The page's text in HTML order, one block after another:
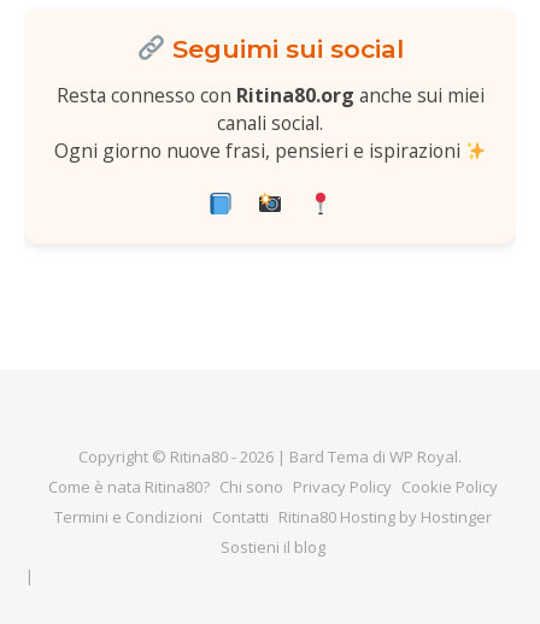
Seguimi sui social
Resta connesso con Ritina80.org anche sui miei
canali social.
Ogni giorno nuove frasi, pensieri e ispirazioni
Copyright © Ritina80 - 2026 | Bard Tema di WP Royal.
Come è nata Ritina80? Chi sono Privacy Policy Cookie Policy
Termini e Condizioni Contatti Ritina80 Hosting by Hostinger
Sostieni il blog